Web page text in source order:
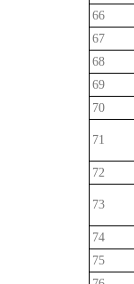
66
67
68
69
70
71
72
73
74
75